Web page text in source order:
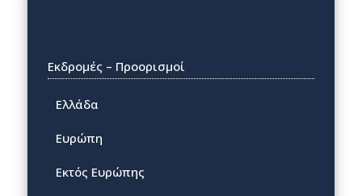
Εκδρομές – Προορισμοί
Ελλάδα
Ευρώπη
Εκτός Ευρώπης